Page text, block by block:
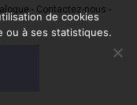
- Contactez-nous -
de cookies
ou à ses statistiques.